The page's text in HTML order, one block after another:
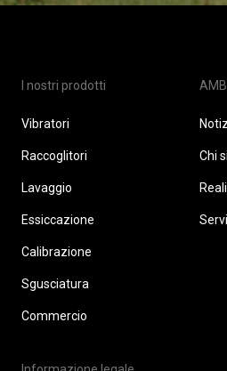
I nostri prodotti
Vibratori
Raccoglitori
Lavaggio
Essiccazione
Calibrazione
Sgusciatura
Commercio
Chi